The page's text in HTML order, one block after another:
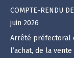
COMPTE-RENDU
juin 2026
Arrêté préfectoral
l’achat, de la